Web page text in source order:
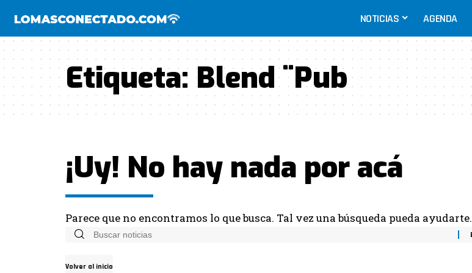
NOTICIAS AGENDA
Etiqueta: Blend ¨Pub
¡Uy! No hay nada por acá
Parece que no encontramos lo que busca. Tal vez una búsqueda pueda ayudarte.
Volver al inicio